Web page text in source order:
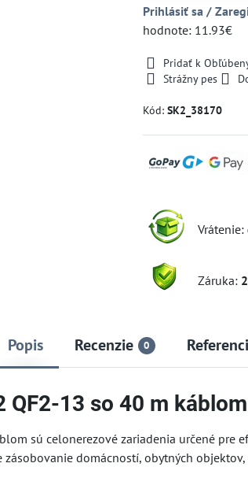
Prihlásiť sa /
hodnote: 11.93€
Pridať k
Strážny pes
Kód:SK2_38170
Vrátenie:
Záruka:
Popis Recenzie 0
QF2-13 so 40 m káblom
sú celonerezové zariadenia určené pre
domácností, obytných